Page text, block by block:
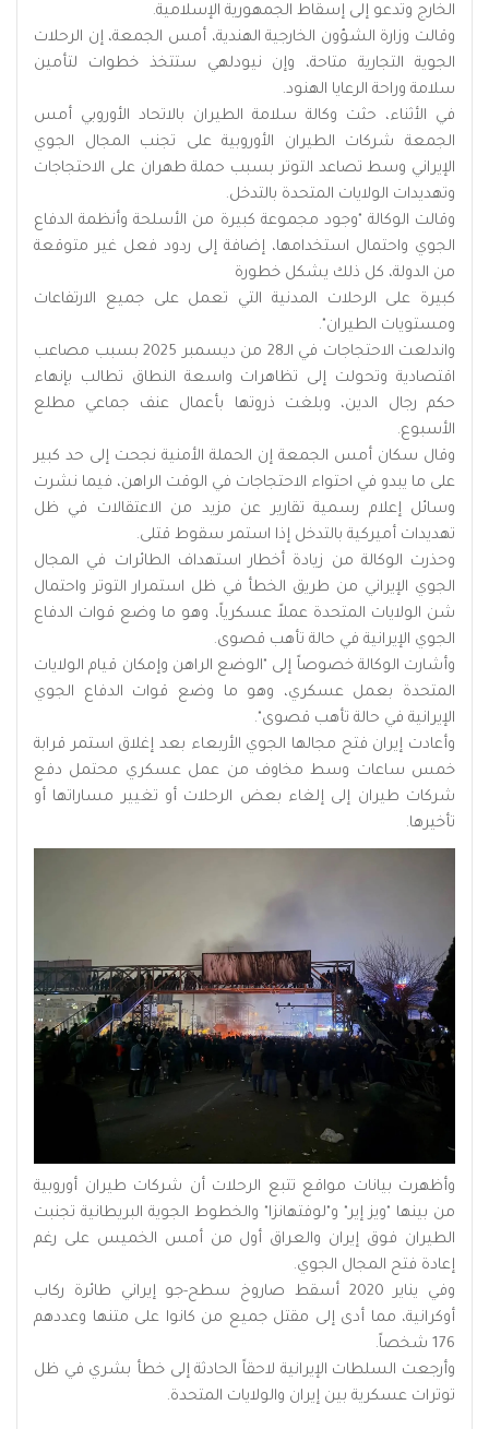
الخارج وتدعو إلى إسقاط الجمهورية الإسلامية.
وقالت وزارة الشؤون الخارجية الهندية، أمس الجمعة، إن الرحلات
الجوية التجارية متاحة، وإن نيودلهي ستتخذ خطوات لتأمين
سلامة وراحة الرعايا الهنود.
في الأثناء، حثت وكالة سلامة الطيران بالاتحاد الأوروبي أمس
الجمعة شركات الطيران الأوروبية على تجنب المجال الجوي
الإيراني وسط تصاعد التوتر بسبب حملة طهران على الاحتجاجات
وتهديدات الولايات المتحدة بالتدخل.
وقالت الوكالة "وجود مجموعة كبيرة من الأسلحة وأنظمة الدفاع
الجوي واحتمال استخدامها، إضافة إلى ردود فعل غير متوقعة
من الدولة، كل ذلك يشكل خطورة
كبيرة على الرحلات المدنية التي تعمل على جميع الارتفاعات
ومستويات الطيران".
واندلعت ‌الاحتجاجات في الـ28 ‌من ديسمبر 2025 بسبب ‌مصاعب
اقتصادية ⁠وتحولت إلى ‌تظاهرات واسعة النطاق تطالب بإنهاء
حكم رجال الدين، وبلغت ذروتها بأعمال عنف جماعي مطلع
الأسبوع.
وقال سكان أمس الجمعة إن الحملة الأمنية نجحت إلى حد كبير
على ما يبدو في احتواء الاحتجاجات في الوقت الراهن، فيما نشرت
وسائل إعلام رسمية تقارير عن ⁠مزيد من الاعتقالات في ظل
تهديدات أميركية بالتدخل إذا استمر سقوط ‌قتلى.
وحذرت الوكالة من زيادة أخطار استهداف الطائرات في المجال
الجوي الإيراني من طريق الخطأ في ظل استمرار التوتر واحتمال
شن الولايات المتحدة عملاً عسكرياً، وهو ما وضع قوات الدفاع
الجوي الإيرانية في حالة تأهب قصوى.
وأشارت الوكالة خصوصاً إلى "الوضع الراهن وإمكان قيام الولايات
المتحدة بعمل عسكري، وهو ما وضع قوات الدفاع الجوي
الإيرانية في حالة تأهب قصوى".
وأعادت إيران فتح مجالها الجوي الأربعاء بعد إغلاق استمر قرابة
خمس ساعات وسط مخاوف من عمل عسكري محتمل دفع
شركات طيران إلى إلغاء ⁠بعض الرحلات أو تغيير مساراتها أو
تأخيرها.
وأظهرت بيانات مواقع تتبع الرحلات أن شركات طيران أوروبية
من بينها "ويز إير" و"لوفتهانزا" والخطوط الجوية البريطانية تجنبت
الطيران فوق إيران والعراق أول من أمس الخميس على رغم
إعادة فتح المجال الجوي.
وفي يناير 2020 أسقط صاروخ سطح-جو إيراني طائرة ركاب
أوكرانية، مما أدى إلى مقتل جميع من كانوا على متنها وعددهم
176 شخصاً.
وأرجعت السلطات الإيرانية لاحقاً الحادثة إلى ‌خطأ بشري في ظل
توترات عسكرية بين إيران والولايات المتحدة.